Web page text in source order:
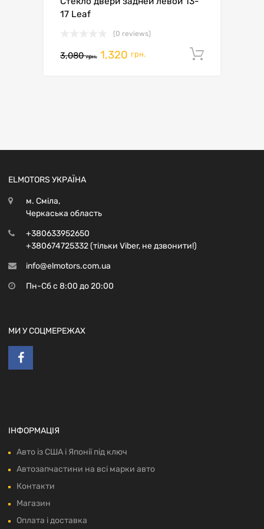
17 Leaf
(0 reviews)
3,080грн. 1,320 грн.
ELMOTORS УКРАЇНА
м. Сміла,
Черкаська область
+380633952650
+380674725332 (тільки Viber, не дзвонити!)
info@elmotors.com.ua
Пн-Сб с 8:00 до 20:00
МИ У СОЦМЕРЕЖАХ
ІНФОРМАЦІЯ
Авто із США і Японії під ключ
Автозапчастини на всі марки авто
Контакти
Магазин
Оплата і доставка